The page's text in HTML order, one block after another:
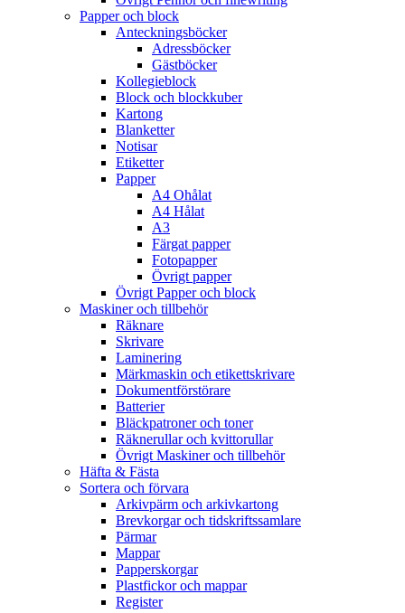
Papper och block
Anteckningsböcker
Adressböcker
Gästböcker
Kollegieblock
Block och blockkuber
Kartong
Blanketter
Notisar
Etiketter
Papper
A4 Ohålat
A4 Hålat
A3
Färgat papper
Fotopapper
Övrigt papper
Övrigt Papper och block
Maskiner och tillbehör
Räknare
Skrivare
Laminering
Märkmaskin och etikettskrivare
Dokumentförstörare
Batterier
Bläckpatroner och toner
Räknerullar och kvittorullar
Övrigt Maskiner och tillbehör
Häfta & Fästa
Sortera och förvara
Arkivpärm och arkivkartong
Brevkorgar och tidskriftssamlare
Pärmar
Mappar
Papperskorgar
Plastfickor och mappar
Register